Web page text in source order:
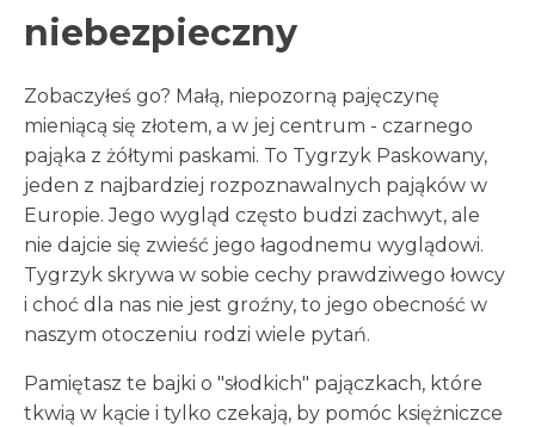
niebezpieczny
Zobaczyłeś go? Małą, niepozorną pajęczynę
mieniącą się złotem, a w jej centrum - czarnego
pająka z żółtymi paskami. To Tygrzyk Paskowany,
jeden z najbardziej rozpoznawalnych pająków w
Europie. Jego wygląd często budzi zachwyt, ale
nie dajcie się zwieść jego łagodnemu wyglądowi.
Tygrzyk skrywa w sobie cechy prawdziwego łowcy
i choć dla nas nie jest groźny, to jego obecność w
naszym otoczeniu rodzi wiele pytań.
Pamiętasz te bajki o "słodkich" pajączkach, które
tkwią w kącie i tylko czekają, by pomóc księżniczce